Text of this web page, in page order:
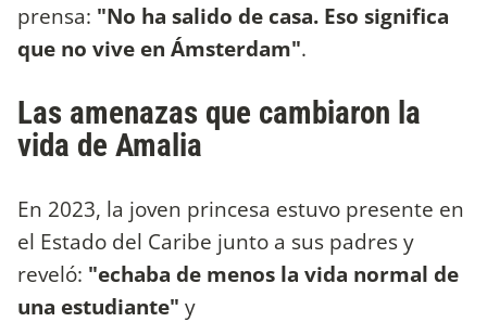
prensa: "No ha salido de casa. Eso significa
que no vive en Ámsterdam".
Las amenazas que cambiaron la
vida de Amalia
En 2023, la joven princesa estuvo presente en
el Estado del Caribe junto a sus padres y
reveló: "echaba de menos la vida normal de
una estudiante" y